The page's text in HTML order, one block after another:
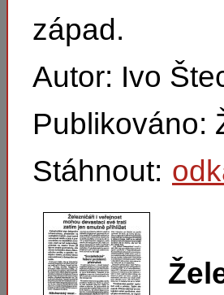
západ.
Autor: Ivo
Publikováno:
Stáhnout: